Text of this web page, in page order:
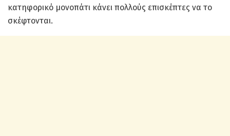
κατηφορικό μονοπάτι κάνει πολλούς επισκέπτες να το
σκέφτονται.